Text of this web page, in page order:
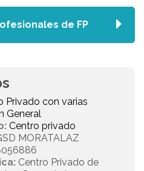
Privado con varias
General
Centro privado
MORATALAZ
Centro Privado de
de FP